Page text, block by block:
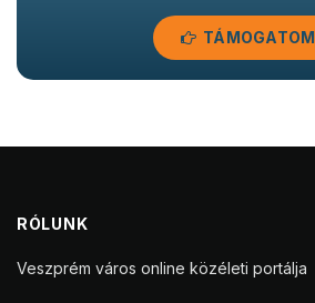
TÁMOGATOM
RÓLUNK
Veszprém város online közéleti portálja